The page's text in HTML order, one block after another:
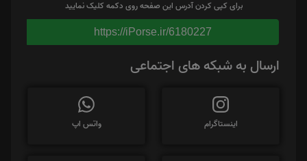
برای کپی کردن آدرس این صفحه روی دکمه کلیک نمایید
https://iPorse.ir/6180227
ارسال به شبکه های اجتماعی
اینستاگرام واتس اپ